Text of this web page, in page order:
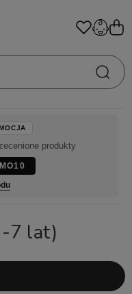
produkty
7 lat)